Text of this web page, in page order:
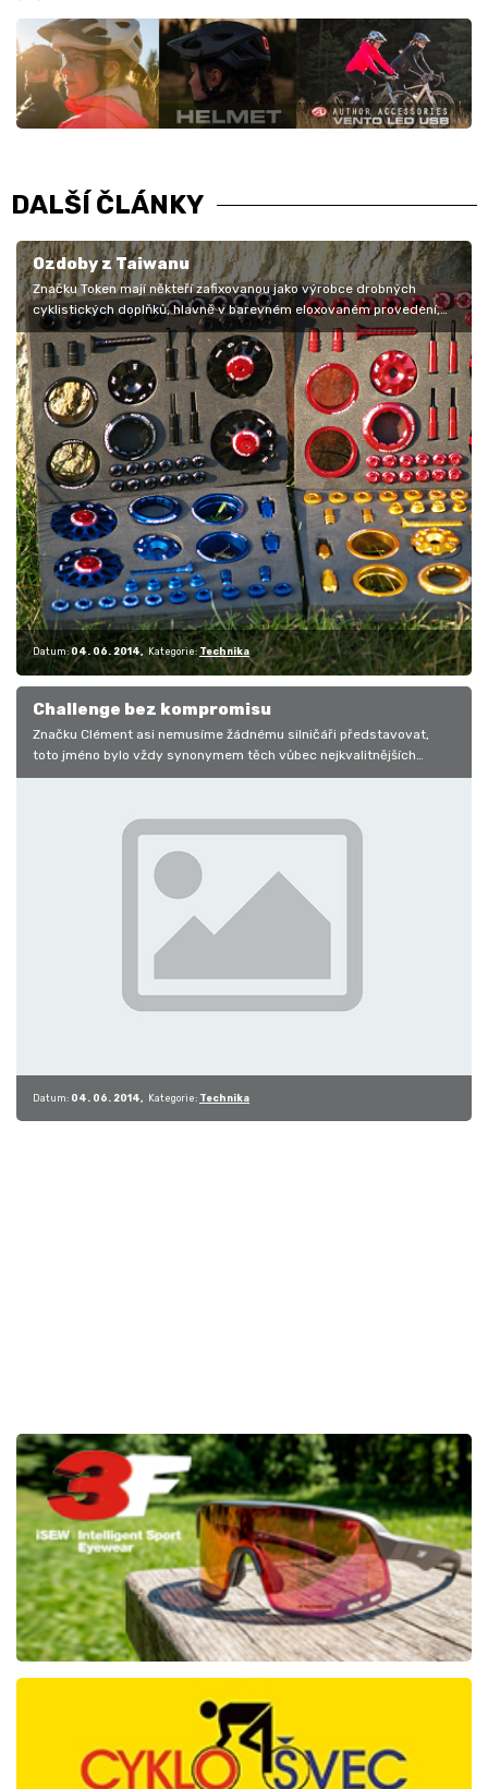
DALŠÍ ČLÁNKY
Ozdoby z Taiwanu
Značku Token mají někteří zafixovanou jako výrobce drobných
cyklistických doplňků, hlavně v barevném eloxovaném provedení,
ovšem její…
Datum: 04. 06. 2014 Kategorie: Technika
Challenge bez kompromisu
Značku Clément asi nemusíme žádnému silničáři představovat,
toto jméno bylo vždy synonymem těch vůbec nejkvalitnějších
galusek. Po určitých…
Datum: 04. 06. 2014 Kategorie: Technika